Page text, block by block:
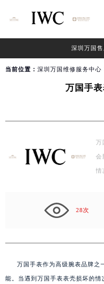
深圳万国
当前位置： 深圳万国维修服务中心
万国手
万
会
情
28次
万国手表作为高级腕表品牌之
能。当遇到万国手表表壳损坏的